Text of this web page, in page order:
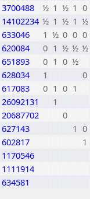
3700488 ½ 1 ½ 1 0
14102234 ½ 1 ½ 1 ½
633046 1 ½ 0 0 0
620084 0 1 ½ ½ ½
651893 0 1 0 ½
628034 1
0
617083 0 1 0 1
26092131
1
20687702
0
627143 1 0
602817
1
1170546
1111914
634581